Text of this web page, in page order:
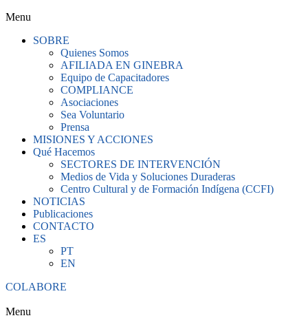
Menu
SOBRE
Quienes Somos
AFILIADA EN GINEBRA
Equipo de Capacitadores
COMPLIANCE
Asociaciones
Sea Voluntario
Prensa
MISIONES Y ACCIONES
Qué Hacemos
SECTORES DE INTERVENCIÓN
Medios de Vida y Soluciones Duraderas
Centro Cultural y de Formación Indígena (CCFI)
NOTICIAS
Publicaciones
CONTACTO
ES
PT
EN
COLABORE
Menu